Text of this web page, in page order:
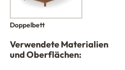
Doppelbett
Verwendete Materialien
und Oberflächen: